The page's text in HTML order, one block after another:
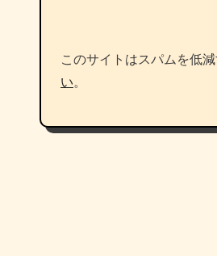
このサイトはスパムを低
い。